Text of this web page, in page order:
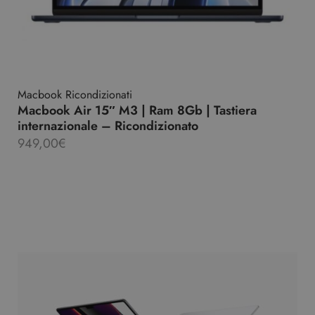
Macbook Ricondizionati
Macbook Air 15″ M3 | Ram 8Gb | Tastiera
internazionale – Ricondizionato
949,00€